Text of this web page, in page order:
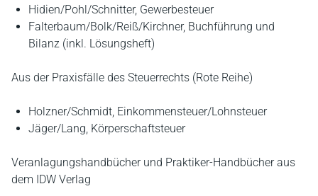
Hidien/Pohl/Schnitter, Gewerbesteuer
Falterbaum/Bolk/Reiß/Kirchner, Buchführung und
Bilanz (inkl. Lösungsheft)
Aus der Praxisfälle des Steuerrechts (Rote Reihe)
Holzner/Schmidt, Einkommensteuer/Lohnsteuer
Jäger/Lang, Körperschaftsteuer
Veranlagungshandbücher und Praktiker-Handbücher aus
dem IDW Verlag